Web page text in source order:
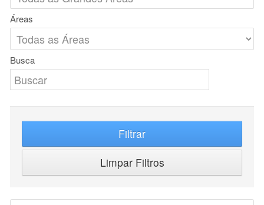
Áreas
Busca
Filtrar
Limpar Filtros